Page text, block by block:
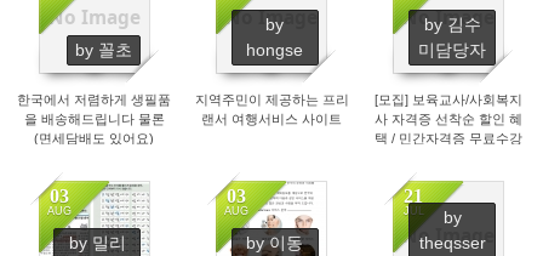
No Image
by 꼴초
2393
한국에서 저렴하게 생필품
을 배송해드립니다 물론
(면세담배도 있어요)
No Image
by
hongse
2139
지역주민이 제공하는 프리
랜서 여행서비스 사이트
No Image
by 김수
미담당자
2027
[모집] 보육교사/사회복지
사 자격증 선착순 할인 혜
택 / 민간자격증 무료수강
03
AUG
by 밀리
2076
03
AUG
by 이동
2173 No Image
21
JUL
by
theqsser
2411